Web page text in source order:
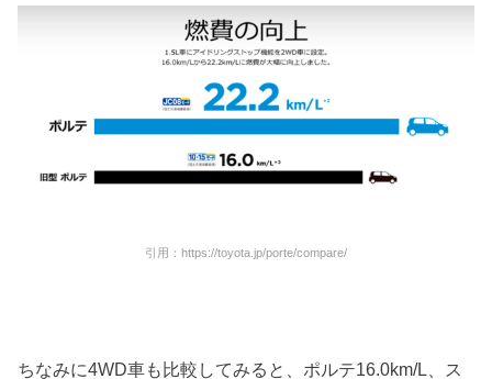
引用：https://toyota.jp/porte/compare/
ちなみに4WD車も比較してみると、ポルテ16.0km/L、ス